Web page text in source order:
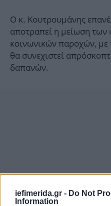
iefimerida.gr - Do Not
Information
Ο κ. Κουτρουμάνης
αποτραπεί η μείωση των
κοινωνικών παροχών,
θα συνεχιστεί
δαπανών.